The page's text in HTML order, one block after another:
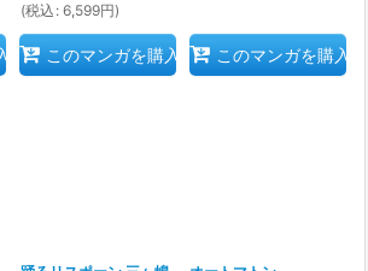
(税込 : 6,599円)
このマンガを購入 このマンガを購入